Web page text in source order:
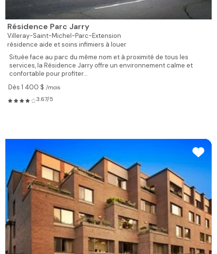
Résidence Parc Jarry
Villeray-Saint-Michel-Parc-Extension
résidence aide et soins infimiers à louer
Située face au parc du même nom et à proximité de tous les
services, la Résidence Jarry offre un environnement calme et
confortable pour profiter...
Dès 1 400 $ /mois
3.67/5